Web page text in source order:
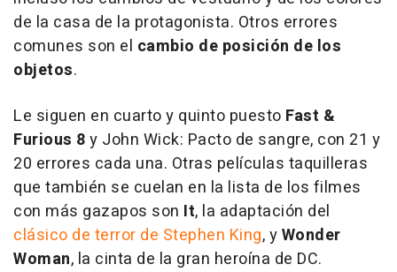
de la casa de la protagonista. Otros errores
comunes son el cambio de posición de los
objetos.
Le siguen en cuarto y quinto puesto Fast &
Furious 8y John Wick: Pacto de sangre, con 21 y
20 errores cada una. Otras películas taquilleras
que también se cuelan en la lista de los filmes
con más gazapos son It, la adaptación del
clásico de terror de Stephen King, yWonder
Woman, la cinta de la gran heroína de DC.